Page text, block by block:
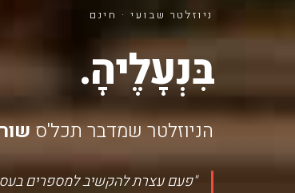
ניוזלטר שבועי · חינם
בִּנְעָלֶיהָ.
הניוזלטר שמדבר תכל'ס
"פעם עצרת להקשיב למספרים